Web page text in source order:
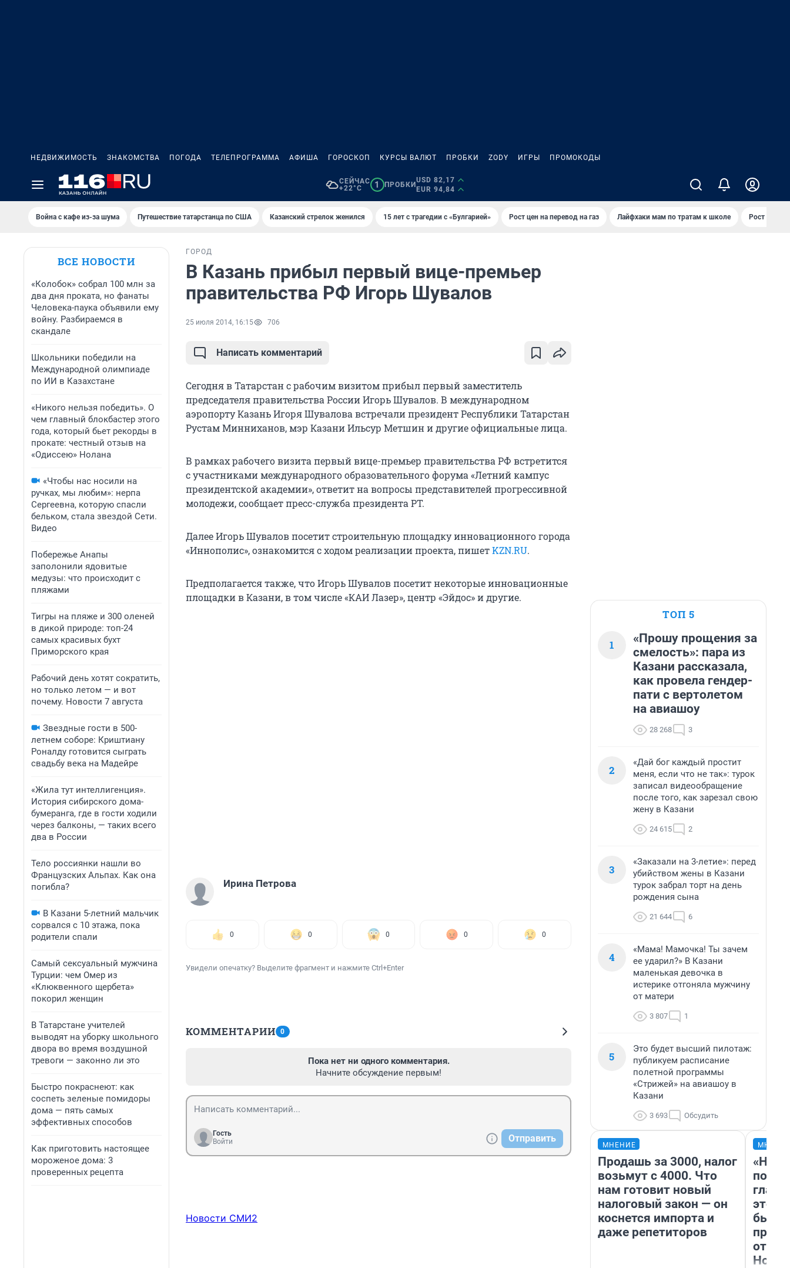
НЕДВИЖИМОСТЬ ЗНАКОМСТВА ПОГОДА ТЕЛЕПРОГРАММА АФИША ГОРОСКОП КУРСЫ ВАЛЮТ ПРОБКИ ZODY ИГРЫ ПРОМОКОДЫ
СЕЙЧАС
+22°C
1 ПРОБКИ
USD 82,17
EUR 94,84
Война с кафе из-за шума Путешествие татарстанца по США Казанский стрелок женился 15 лет с трагедии с «Булгарией» Рост цен на перевод на газ Лайфхаки мам по тратам к школе Рост цен на
ВСЕ НОВОСТИ
«Колобок» собрал 100 млн за
два дня проката, но фанаты
Человека-паука объявили ему
войну. Разбираемся в
скандале
Школьники победили на
Международной олимпиаде
по ИИ в Казахстане
«Никого нельзя победить». О
чем главный блокбастер этого
года, который бьет рекорды в
прокате: честный отзыв на
«Одиссею» Нолана
«Чтобы нас носили на
ручках, мы любим»: нерпа
Сергеевна, которую спасли
бельком, стала звездой Сети.
Видео
Побережье Анапы
заполонили ядовитые
медузы: что происходит с
пляжами
Тигры на пляже и 300 оленей
в дикой природе: топ-24
самых красивых бухт
Приморского края
Рабочий день хотят сократить,
но только летом — и вот
почему. Новости 7 августа
Звездные гости в 500-
летнем соборе: Криштиану
Роналду готовится сыграть
свадьбу века на Мадейре
«Жила тут интеллигенция».
История сибирского дома-
бумеранга, где в гости ходили
через балконы, — таких всего
два в России
Тело россиянки нашли во
Французских Альпах. Как она
погибла?
В Казани 5-летний мальчик
сорвался с 10 этажа, пока
родители спали
Самый сексуальный мужчина
Турции: чем Омер из
«Клюквенного щербета»
покорил женщин
В Татарстане учителей
выводят на уборку школьного
двора во время воздушной
тревоги — законно ли это
Быстро покраснеют: как
соспеть зеленые помидоры
дома — пять самых
эффективных способов
Как приготовить настоящее
мороженое дома: 3
проверенных рецепта
ГОРОД
В Казань прибыл первый вице-премьер
правительства РФ Игорь Шувалов
25 июля 2014, 16:15 706
Написать комментарий
Сегодня в Татарстан с рабочим визитом прибыл первый заместитель
председателя правительства России Игорь Шувалов. В международном
аэропорту Казань Игоря Шувалова встречали президент Республики Татарстан
Рустам Минниханов, мэр Казани Ильсур Метшин и другие официальные лица.
В рамках рабочего визита первый вице-премьер правительства РФ встретится
с участниками международного образовательного форума «Летний кампус
президентской академии», ответит на вопросы представителей прогрессивной
молодежи, сообщает пресс-служба президента РТ.
Далее Игорь Шувалов посетит строительную площадку инновационного города
«Иннополис», ознакомится с ходом реализации проекта, пишетKZN.RU.
Предполагается также, что Игорь Шувалов посетит некоторые инновационные
площадки в Казани, в том числе «КАИ Лазер», центр «Эйдос» и другие.
Ирина Петрова
0 0 0 0 0
Увидели опечатку? Выделите фрагмент и нажмите Ctrl+Enter
КОММЕНТАРИИ 0
Пока нет ни одного комментария.
Начните обсуждение первым!
Гость
Войти
Отправить
Новости СМИ2
ТОП 5
1
«Прошу прощения за
смелость»: пара из
Казани рассказала,
как провела гендер-
пати с вертолетом
на авиашоу
28 268 3
2
«Дай бог каждый простит
меня, если что не так»: турок
записал видеообращение
после того, как зарезал свою
жену в Казани
24 615 2
3
«Заказали на 3-летие»: перед
убийством жены в Казани
турок забрал торт на день
рождения сына
21 644 6
4
«Мама! Мамочка! Ты зачем
ее ударил?» В Казани
маленькая девочка в
истерике отгоняла мужчину
от матери
3 807 1
5
Это будет высший пилотаж:
публикуем расписание
полетной программы
«Стрижей» на авиашоу в
Казани
3 693 Обсудить
МНЕНИЕ
Продашь за 3000, налог
возьмут с 4000. Что
нам готовит новый
налоговый закон — он
коснется импорта и
даже репетиторов
этого
бьет